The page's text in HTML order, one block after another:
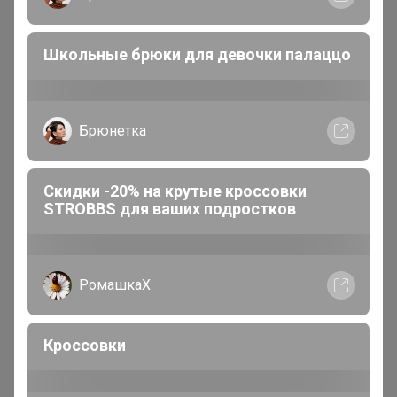
активным детям в них будет комфортно. Приятная
цветовая гамма, забавные рисунки обязательно
придутся по нраву каждому малышу.
Бронзовый организатор
В теме "Барболета - комфортный, качественный и
9 часов назад
Школьные брюки для девочки палаццо
Брюнетка
Скидки -20% на крутые кроссовки
STROBBS для ваших подростков
РомашкаХ
Кроссовки